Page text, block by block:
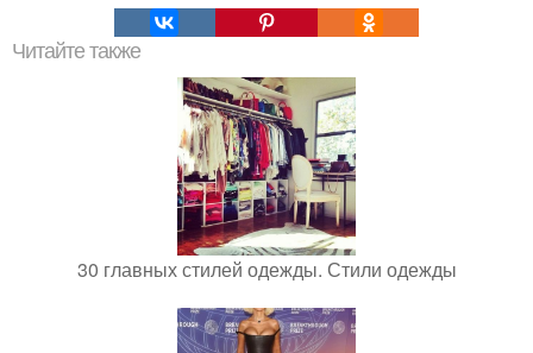
Читайте также
30 главных стилей одежды. Стили одежды